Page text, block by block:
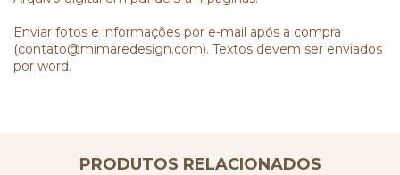
Enviar fotos e informações por e-mail após a compra
(contato@mimaredesign.com). Textos devem ser enviados
por word.
PRODUTOS RELACIONADOS